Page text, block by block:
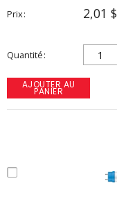
Prix 2,01 $
Quantité
AJOUTER AU
PANIER